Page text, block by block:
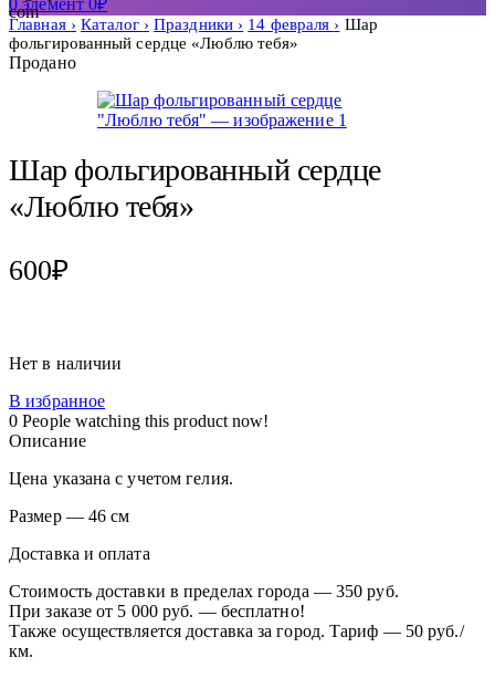
0элемент 0₽
Главная Каталог Праздники 14 февраля
Шар
фольгированный сердце «Люблю тебя»
Продано
Шар фольгированный сердце
«Люблю тебя»
600₽
Нет в наличии
В избранное
0 People watching this product now!
Описание
Цена указана с учетом гелия.
Размер — 46 см
Доставка и оплата
Стоимость доставки в пределах города — 350 руб.
При заказе от 5 000 руб. — бесплатно!
Также осуществляется доставка за город. Тариф — 50 руб./
км.